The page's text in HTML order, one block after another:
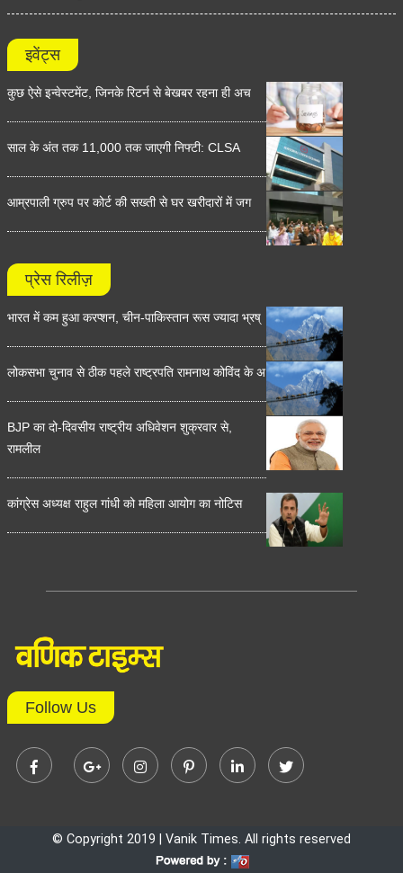
इवेंट्स
कुछ ऐसे इन्वेस्टमेंट, जिनके रिटर्न से बेखबर रहना ही अच
साल के अंत तक 11,000 तक जाएगी निफ्टी: CLSA
आम्रपाली ग्रुप पर कोर्ट की सख्ती से घर खरीदारों में जग
प्रेस रिलीज़
भारत में कम हुआ करप्शन, चीन-पाकिस्तान रूस ज्यादा भ्रष्
लोकसभा चुनाव से ठीक पहले राष्ट्रपति रामनाथ कोविंद के अ
BJP का दो-दिवसीय राष्ट्रीय अधिवेशन शुक्रवार से,
रामलील
कांग्रेस अध्यक्ष राहुल गांधी को महिला आयोग का नोटिस
Follow Us
© Copyright 2019 | Vanik Times. All rights reserved